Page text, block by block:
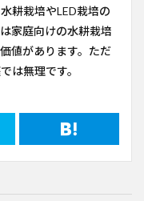
耕栽培やLED栽培の
家庭向けの水耕栽培
値があります。ただ
は無理です。